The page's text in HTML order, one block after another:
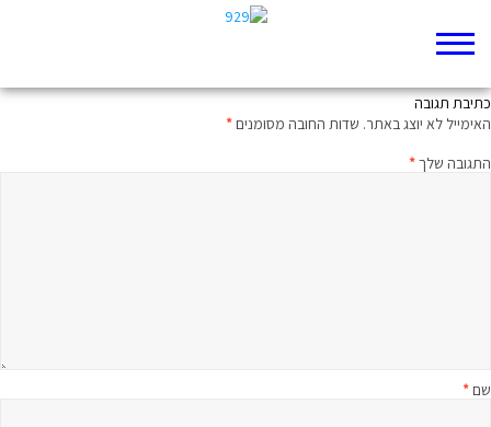
כתיבת תגובה
האימייל לא יוצג באתר. שדות החובה מסומנים*
התגובה שלך*
שם*